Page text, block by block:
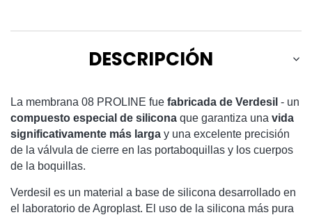
DESCRIPCIÓN
La membrana 08 PROLINE fue fabricada de Verdesil - un
compuesto especial de silicona que garantiza una vida
significativamente más larga y una excelente precisión
de la válvula de cierre en las portaboquillas y los cuerpos
de la boquillas.
Verdesil es un material a base de silicona desarrollado en
el laboratorio de Agroplast. El uso de la silicona más pura